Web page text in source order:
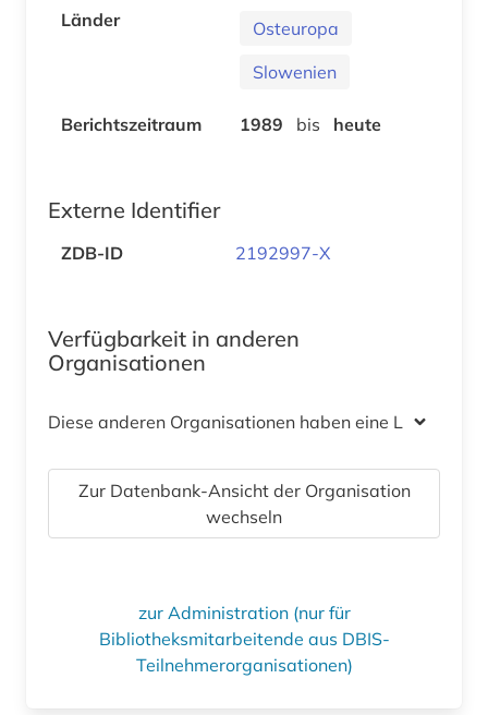
Länder
Osteuropa
Slowenien
Berichtszeitraum 1989 bis heute
Externe Identifier
ZDB-ID 2192997-X
Verfügbarkeit in anderen
Organisationen
Diese anderen Organisationen haben eine Lizenz
Zur Datenbank-Ansicht der Organisation
wechseln
zur Administration (nur für
Bibliotheksmitarbeitende aus DBIS-
Teilnehmerorganisationen)